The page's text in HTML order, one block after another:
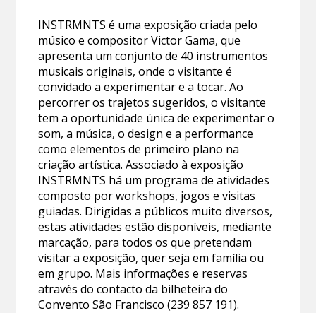
INSTRMNTS é uma exposição criada pelo
músico e compositor Victor Gama, que
apresenta um conjunto de 40 instrumentos
musicais originais, onde o visitante é
convidado a experimentar e a tocar. Ao
percorrer os trajetos sugeridos, o visitante
tem a oportunidade única de experimentar o
som, a música, o design e a performance
como elementos de primeiro plano na
criação artística. Associado à exposição
INSTRMNTS há um programa de atividades
composto por workshops, jogos e visitas
guiadas. Dirigidas a públicos muito diversos,
estas atividades estão disponíveis, mediante
marcação, para todos os que pretendam
visitar a exposição, quer seja em família ou
em grupo. Mais informações e reservas
através do contacto da bilheteira do
Convento São Francisco (239 857 191).